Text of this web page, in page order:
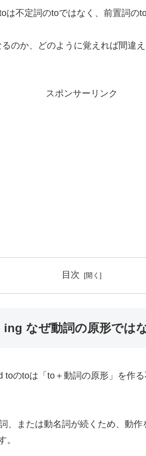
は不定詞のtoではなく、前置詞のto
のか、どのように覚えれば間違
スポンサーリンク
目次
なぜ動詞の原形では
toのtoは「to＋動詞の原形」を作
、または動名詞が続くため、動作
。